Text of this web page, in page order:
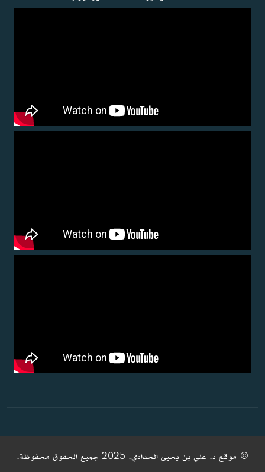
© موقع د. علي بن يحيى الحدادي. 2025 جميع الحقوق محفوظة.